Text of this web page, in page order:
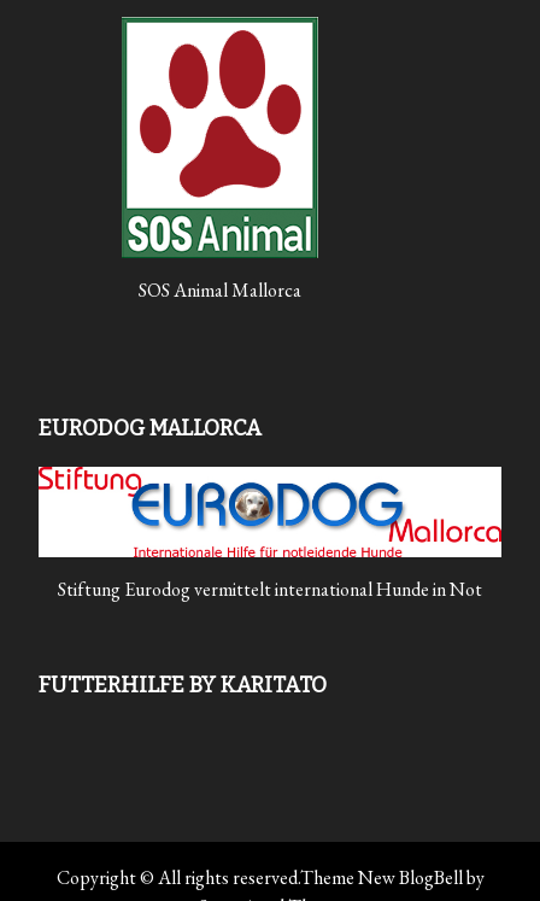
SOS Animal Mallorca
EURODOG MALLORCA
Stiftung Eurodog vermittelt international Hunde in Not
FUTTERHILFE BY KARITATO
Copyright © All rights reserved.Theme New BlogBell by